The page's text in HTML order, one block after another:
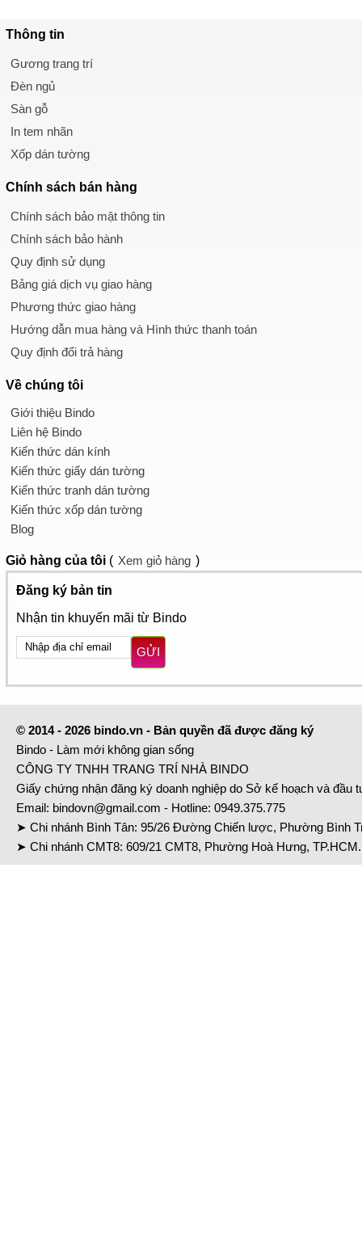
Thông tin
Gương trang trí
Đèn ngủ
Sàn gỗ
In tem nhãn
Xốp dán tường
Chính sách bán hàng
Chính sách bảo mật thông tin
Chính sách bảo hành
Quy định sử dụng
Bảng giá dịch vụ giao hàng
Phương thức giao hàng
Hướng dẫn mua hàng và Hình thức thanh toán
Quy định đổi trả hàng
Về chúng tôi
Giới thiệu Bindo
Liên hệ Bindo
Kiến thức dán kính
Kiến thức giấy dán tường
Kiến thức tranh dán tường
Kiến thức xốp dán tường
Blog
Giỏ hàng của tôi ( Xem giỏ hàng )
Đăng ký bản tin
Nhận tin khuyến mãi từ Bindo
GỬI
© 2014 - 2026 bindo.vn - Bản quyền đã được đăng ký
Bindo - Làm mới không gian sống
CÔNG TY TNHH TRANG TRÍ NHÀ BINDO
Giấy chứng nhận đăng ký doanh nghiệp do Sở kế hoạch và đầu
Email: bindovn@gmail.com - Hotline: 0949.375.775
➤ Chi nhánh Bình Tân: 95/26 Đường Chiến lược, Phường Bình
➤ Chi nhánh CMT8: 609/21 CMT8, Phường Hoà Hưng,